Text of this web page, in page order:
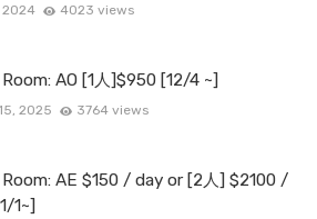
2024 4023 views
AO [1人]$950 [12/4 ~]
2025 3764 views
AE $150 / day or [2人] $2100 /
1~]